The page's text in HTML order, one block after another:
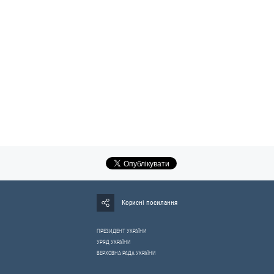
Корисні посилання
ПРЕЗИДЕНТ УКРАЇНИ
УРЯД УКРАЇНИ
ВЕРХОВНА РАДА УКРАЇНИ